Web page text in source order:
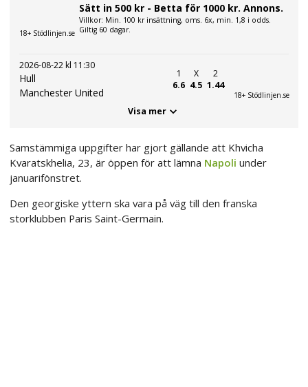
18+ Stödlinjen.se
Sätt in 500 kr - Betta för 1000 kr. Annons.
Villkor: Min. 100 kr insättning, oms. 6x, min. 1,8 i odds.
Giltig 60 dagar.
2026-08-22 kl 11:30
Hull
Manchester United
1
6.6
X
4.5
2
1.44
18+ Stödlinjen.se
Visa mer
Samstämmiga uppgifter har gjort gällande att Khvicha
Kvaratskhelia, 23, är öppen för att lämna Napoli under
januarifönstret.
Den georgiske yttern ska vara på väg till den franska
storklubben Paris Saint-Germain.